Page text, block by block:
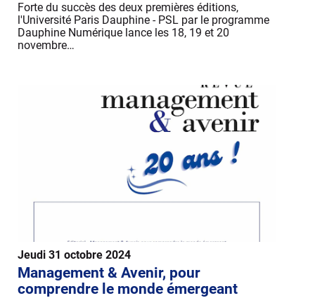
Forte du succès des deux premières éditions,
l'Université Paris Dauphine - PSL par le programme
Dauphine Numérique lance les 18, 19 et 20
novembre…
Jeudi 31 octobre 2024
Management & Avenir, pour
comprendre le monde émergeant